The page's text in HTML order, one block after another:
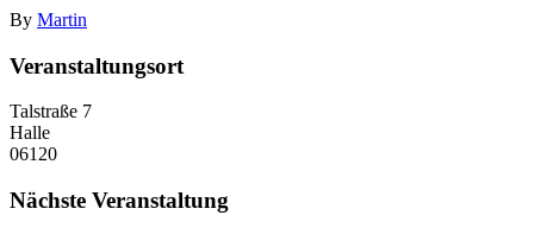
By Martin
Veranstaltungsort
Talstraße 7
Halle
06120
Nächste Veranstaltung